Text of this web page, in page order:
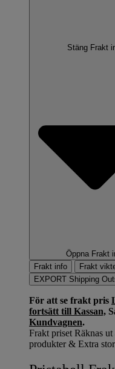
Stäng Frakt
Öppna Frakt
Frakt info
Frakt
EXPORT Shipping
För att se frakt pris
fortsätt till Kassan,
Kundvagnen.
Frakt priset Räknas
produkter & Extra